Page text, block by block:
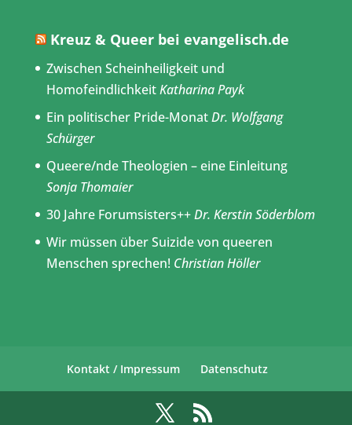
Kreuz & Queer bei evangelisch.de
Zwischen Scheinheiligkeit und
HomofeindlichkeitKatharina Payk
Ein politischer Pride-MonatDr. Wolfgang
Schürger
Queere/nde Theologien – eine Einleitung
Sonja Thomaier
30 Jahre Forumsisters++Dr. Kerstin Söderblom
Wir müssen über Suizide von queeren
Menschen sprechen! Christian Höller
Kontakt / Impressum Datenschutz